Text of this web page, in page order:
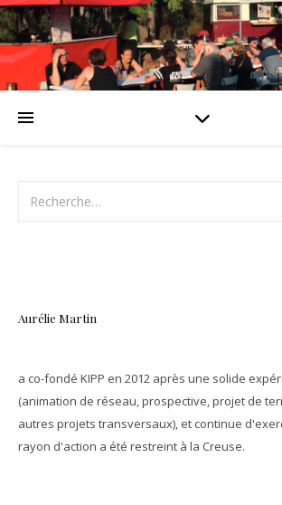
Aurélie Martin
a co-fondé KIPP en 2012 après une solide
(animation de réseau, prospective, projet de
autres projets transversaux), et continue
rayon d'action a été restreint à la Creuse.